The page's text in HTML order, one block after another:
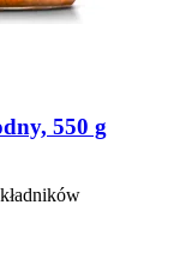
550 g